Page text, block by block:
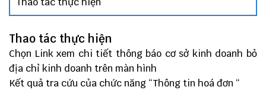
Thao tác thực hiện
Chọn Link xem chi tiết thông báo cơ sở kinh doanh bỏ
địa chỉ kinh doanh trên màn hình
Kết quả tra cứu của chức năng “Thông tin hoá đơn “